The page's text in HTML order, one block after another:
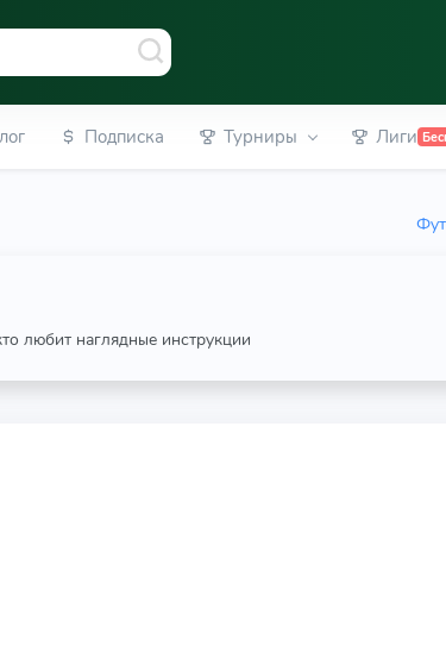
Подписка Турниры Лиги
любит наглядные инструкции